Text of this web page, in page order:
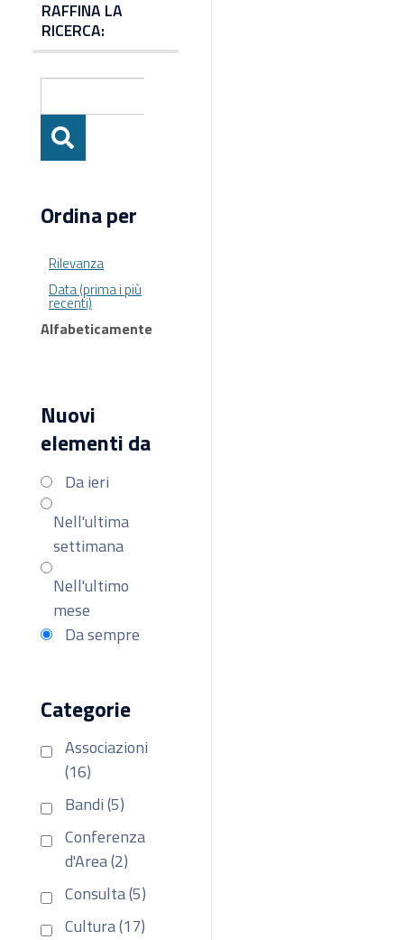
RAFFINA LA
RICERCA:
Ordina per
Rilevanza
Data (prima i più
recenti)
Alfabeticamente
Nuovi
elementi da
Da ieri
Nell'ultima
settimana
Nell'ultimo
mese
Da sempre
Categorie
Associazioni
(16)
Bandi (5)
Conferenza
d'Area (2)
Consulta (5)
Cultura (17)